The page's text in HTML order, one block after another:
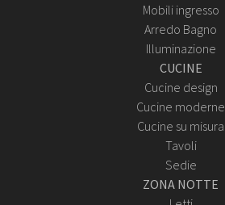
Mobili ingresso
Arredo Bagno
Illuminazione
CUCINE
Cucine design
Cucine moderne
Cucine su misura
Tavoli
Sedie
ZONA NOTTE